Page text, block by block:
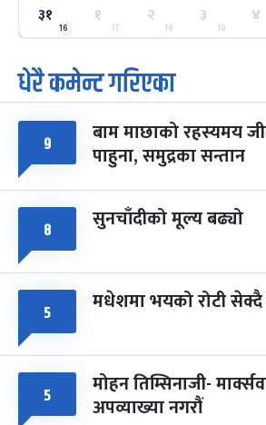
२५
मंगल
ग्याल्पो ल्होसार
फाल्गुन २५, २०८३ Mar 9, 2027
७ पूर्णिमा व्रत
चैत्र ७, २०८३-Mar 21, 2027
८
सोम
फागुपूर्णिमा
चैत्र ८, २०८३-Mar 22, 2027
३१
16
१
17
२
18
३
19
४
धेरै कमेन्ट गरिएका
९ बाम माछाको रहस्यमय
पाहुना, समुद्रका सन्तान
८ सुनचाँदीको मूल्य बढ्यो
५ मधेशमा भयको रोटी
५ मोहन तिम्सिनाजी-
अपव्याख्या नगरौं